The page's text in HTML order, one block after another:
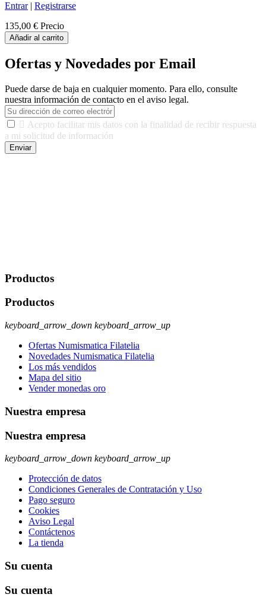
Entrar| Registrarse
135,00 € Precio
Añadir al carrito
Ofertas y Novedades por Email
Puede darse de baja en cualquier momento. Para ello, consulte
nuestra información de contacto en el aviso legal.
 Acepto facilitar mis datos con la finalidad de recibir respuesta
a mi solicitud de información
Enviar
Productos
Productos
keyboard_arrow_down keyboard_arrow_up
Ofertas Numismatica Filatelia
Novedades Numismatica Filatelia
Los más vendidos
Mapa del sitio
Vender monedas oro
Nuestra empresa
Nuestra empresa
keyboard_arrow_down keyboard_arrow_up
Protección de datos
Condiciones Generales de Contratación y Uso
Pago seguro
Cookies
Aviso Legal
Contáctenos
La tienda
Su cuenta
Su cuenta